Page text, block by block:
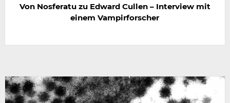
Von Nosferatu zu Edward Cullen – Interview mit
einem Vampirforscher